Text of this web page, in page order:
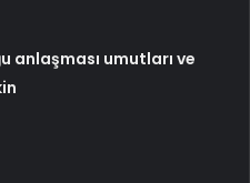
anlaşması umutları ve